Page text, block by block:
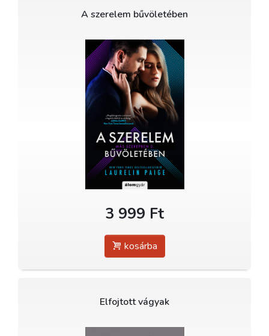
A szerelem bűvöletében
3 999 Ft
kosárba
Elfojtott vágyak